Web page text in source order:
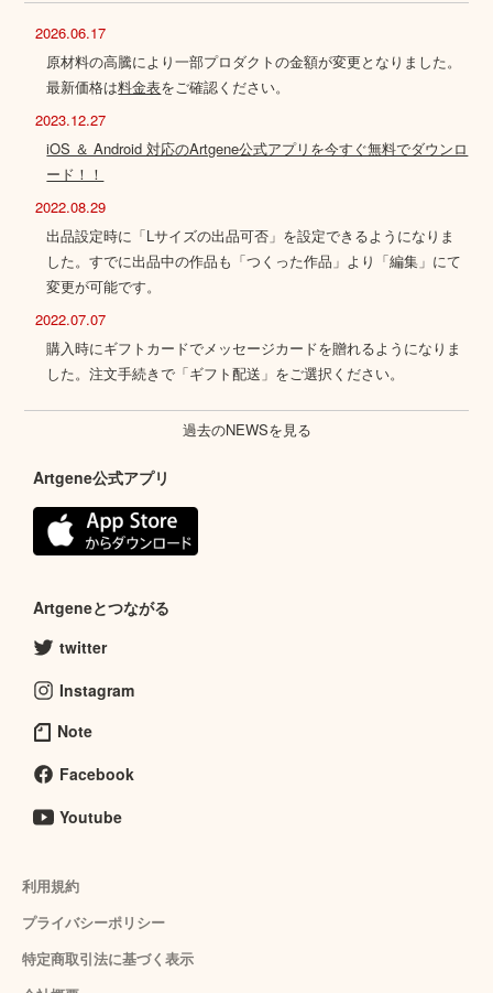
2026.06.17
原材料の高騰により一部プロダクトの金額が変更となりました。
最新価格は料金表をご確認ください。
2023.12.27
iOS ＆ Android 対応のArtgene公式アプリを今すぐ無料でダウンロ
ード！！
2022.08.29
出品設定時に「Lサイズの出品可否」を設定できるようになりま
した。すでに出品中の作品も「つくった作品」より「編集」にて
変更が可能です。
2022.07.07
購入時にギフトカードでメッセージカードを贈れるようになりま
した。注文手続きで「ギフト配送」をご選択ください。
過去のNEWSを見る
Artgene公式アプリ
Artgeneとつながる
twitter
Instagram
Note
Facebook
Youtube
利用規約
プライバシーポリシー
特定商取引法に基づく表示